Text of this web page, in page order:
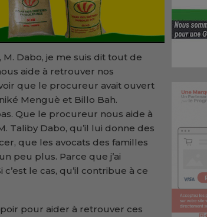
M. Dabo, je me suis dit tout de
aide à retrouver nos
que le procureur avait ouvert
Menguè et Billo Bah.
Que le procureur nous aide à
Taliby Dabo, qu’il lui donne des
que les avocats des familles
peu plus. Parce que j’ai
le cas, qu’il contribue à ce
pour aider à retrouver ces